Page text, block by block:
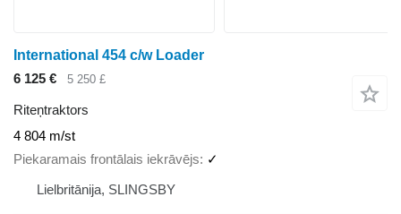
International 454 c/w Loader
6 125 €
5 250 £
Riteņtraktors
4 804 m/st
Piekaramais frontālais iekrāvējs
✓
Lielbritānija, SLINGSBY